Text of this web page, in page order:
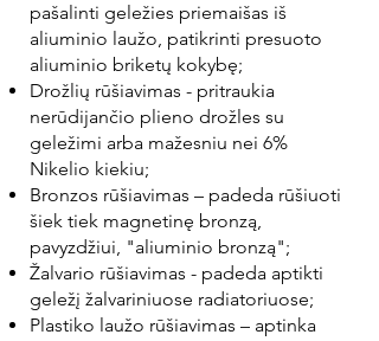
pašalinti geležies priemaišas iš
aliuminio laužo, patikrinti presuoto
aliuminio briketų kokybę;
Drožlių rūšiavimas - pritraukia
nerūdijančio plieno drožles su
geležimi arba mažesniu nei 6%
Nikelio kiekiu;
Bronzos rūšiavimas – padeda rūšiuoti
šiek tiek magnetinę bronzą,
pavyzdžiui, "aliuminio bronzą";
Žalvario rūšiavimas - padeda aptikti
geležį žalvariniuose radiatoriuose;
Plastiko laužo rūšiavimas – aptinka